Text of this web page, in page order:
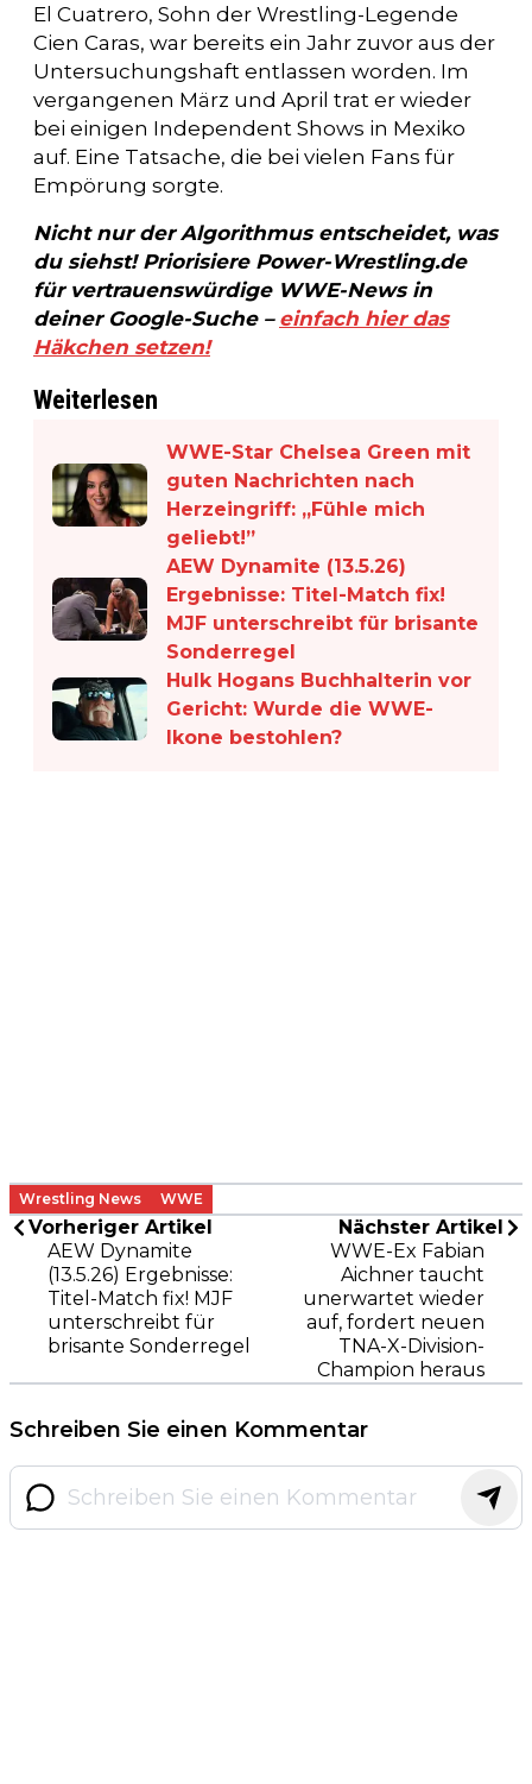
El Cuatrero, Sohn der Wrestling-Legende
Cien Caras, war bereits ein Jahr zuvor aus der
Untersuchungshaft entlassen worden. Im
vergangenen März und April trat er wieder
bei einigen Independent Shows in Mexiko
auf. Eine Tatsache, die bei vielen Fans für
Empörung sorgte.
Nicht nur der Algorithmus entscheidet, was
du siehst! Priorisiere Power-Wrestling.de
für vertrauenswürdige WWE-News in
deiner Google-Suche – einfach hier das
Häkchen setzen!
Weiterlesen
WWE-Star Chelsea Green mit
guten Nachrichten nach
Herzeingriff: „Fühle mich
geliebt!”
AEW Dynamite (13.5.26)
Ergebnisse: Titel-Match fix!
MJF unterschreibt für brisante
Sonderregel
Hulk Hogans Buchhalterin vor
Gericht: Wurde die WWE-
Ikone bestohlen?
Wrestling News WWE
Vorheriger Artikel
AEW Dynamite
(13.5.26) Ergebnisse:
Titel-Match fix! MJF
unterschreibt für
brisante Sonderregel
Nächster Artikel
WWE-Ex Fabian
Aichner taucht
unerwartet wieder
auf, fordert neuen
TNA-X-Division-
Champion heraus
Schreiben Sie einen Kommentar